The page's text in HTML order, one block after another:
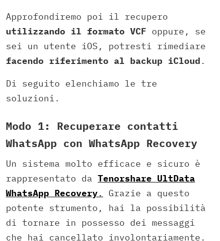
Approfondiremo poi il recupero
utilizzando il formato VCF oppure, se
sei un utente iOS, potresti rimediare
facendo riferimento al backup iCloud .
Di seguito elenchiamo le tre
soluzioni.
Modo 1: Recuperare contatti
WhatsApp con WhatsApp Recovery
Un sistema molto efficace e sicuro è
rappresentato da Tenorshare UltData
WhatsApp Recovery.
Grazie a questo
potente strumento, hai la possibilità
di tornare in possesso dei messaggi
che hai cancellato involontariamente.